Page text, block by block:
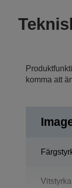
komma att
Vitstyrka